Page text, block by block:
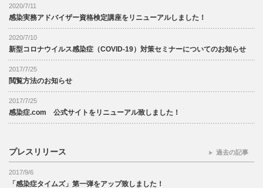
2020/7/11
感染実務アドバイザー資格検定講座をリニューアルしました！
2020/7/10
新型コロナウイルス感染症（COVID-19）対策セミナーについてのお知らせ
2017/7/25
閲覧方法のお知らせ
2017/7/25
感染症.com 公式サイトをリニューアル致しました！
プレスリリース
2017/9/6
「感染症タイムズ」第一弾をアップ致しました！
過去の記事